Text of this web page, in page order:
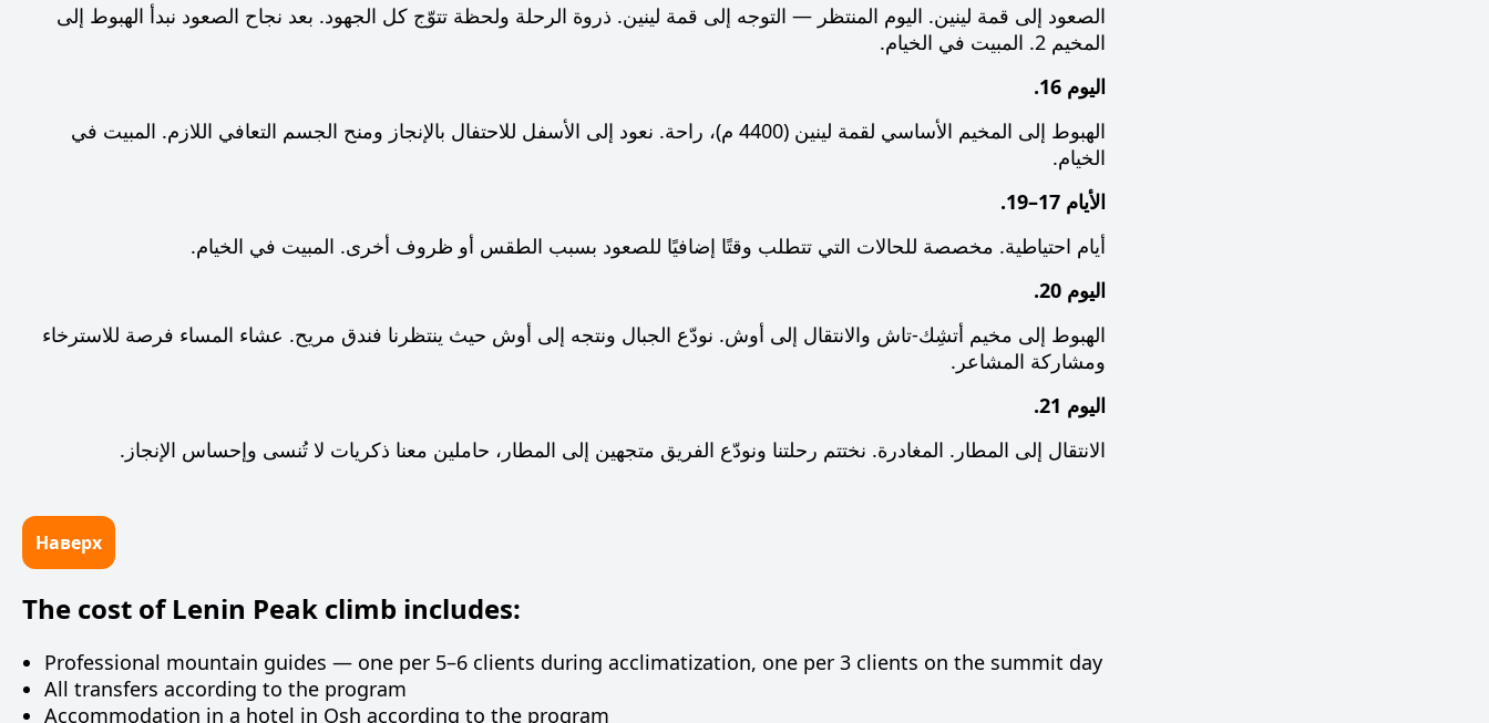
الصعود إلى قمة لينين. اليوم المنتظر — التوجه إلى قمة لينين. ذروة الرحلة ولحظة تتوّج كل الجهود. بعد نجاح الصعود نبدأ الهبوط إلى
المخيم 2. المبيت في الخيام.
اليوم 16.
الهبوط إلى المخيم الأساسي لقمة لينين (4400 م)، راحة. نعود إلى الأسفل للاحتفال بالإنجاز ومنح الجسم التعافي اللازم. المبيت في
الخيام.
الأيام 17–19.
أيام احتياطية. مخصصة للحالات التي تتطلب وقتًا إضافيًا للصعود بسبب الطقس أو ظروف أخرى. المبيت في الخيام.
اليوم 20.
الهبوط إلى مخيم أتشِك-تاش والانتقال إلى أوش. نودّع الجبال ونتجه إلى أوش حيث ينتظرنا فندق مريح. عشاء المساء فرصة للاسترخاء
ومشاركة المشاعر.
اليوم 21.
الانتقال إلى المطار. المغادرة. نختتم رحلتنا ونودّع الفريق متجهين إلى المطار، حاملين معنا ذكريات لا تُنسى وإحساس الإنجاز.
Наверх
The cost of Lenin Peak climb includes:
Professional mountain guides — one per 5–6 clients during acclimatization, one per 3 clients on the summit day
All transfers according to the program
Accommodation in a hotel in Osh according to the program